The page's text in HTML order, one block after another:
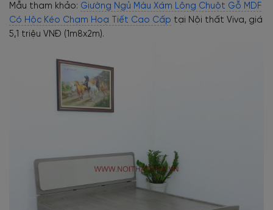
Mẫu tham khảo: Giường Ngủ Màu Xám Lông Chuột Gỗ MDF
Có Hộc Kéo Chạm Hoạ Tiết Cao Cấp tại Nội thất Viva, giá
5,1 triệu VNĐ (1m8x2m).